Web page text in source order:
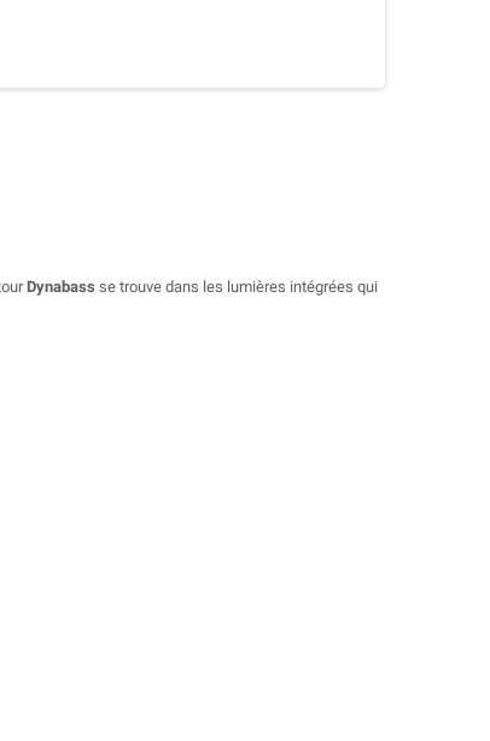
Dynabass se trouve dans les lumières intégrées qui